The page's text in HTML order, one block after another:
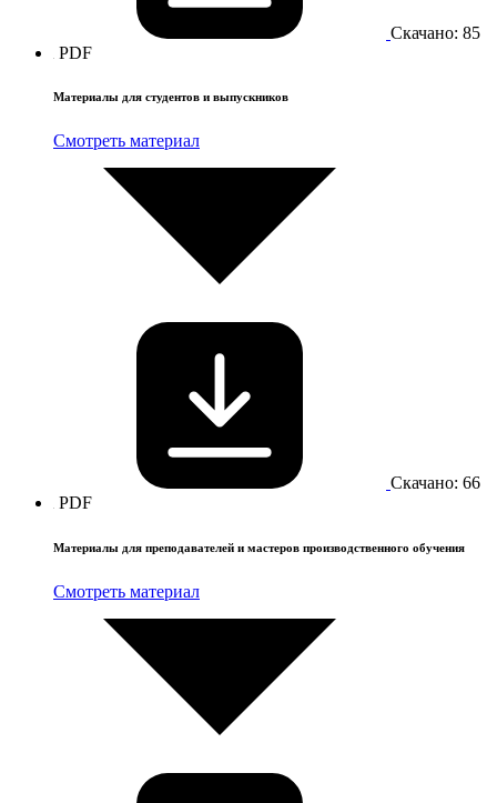
Скачано: 85
PDF
Материалы для студентов и выпускников
Смотреть материал
Скачано: 66
PDF
Материалы для преподавателей и мастеров производственного обучения
Смотреть материал